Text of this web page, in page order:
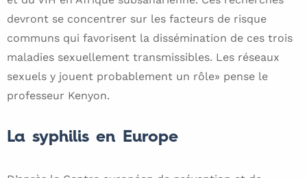
devront se concentrer sur les facteurs de risque
communs qui favorisent la dissémination de ces trois
maladies sexuellement transmissibles. Les réseaux
sexuels y jouent probablement un rôle» pense le
professeur Kenyon.
La syphilis en Europe